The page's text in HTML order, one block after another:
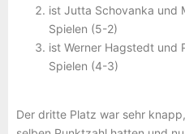
ist Jutta Schovanka und
Spielen (5-2)
ist Werner Hagstedt und
Spielen (4-3)
Der dritte Platz war sehr